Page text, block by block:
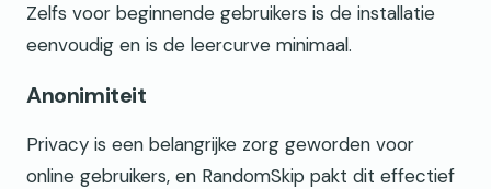
Zelfs voor beginnende gebruikers is de installatie
eenvoudig en is de leercurve minimaal.
Anonimiteit
Privacy is een belangrijke zorg geworden voor
online gebruikers, en RandomSkip pakt dit effectief